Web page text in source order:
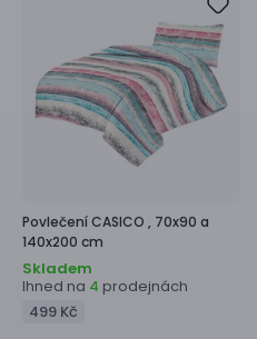
PovlečeníCASICO , 70x90 a
140x200 cm
Skladem
Ihned na 4 prodejnách
499 Kč